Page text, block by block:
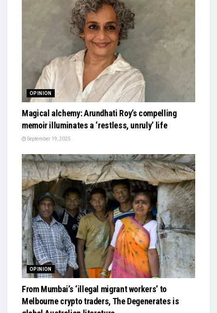
OPINION
Magical alchemy: Arundhati Roy’s compelling
memoir illuminates a ‘restless, unruly’ life
September 19, 2025
OPINION
From Mumbai’s ‘illegal migrant workers’ to
Melbourne crypto traders, The Degenerates is